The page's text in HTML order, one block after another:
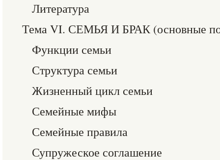
Литература
Тема VI. СЕМЬЯ И БРАК (основные
Функции семьи
Структура семьи
Жизненный цикл семьи
Семейные мифы
Семейные правила
Супружеское соглашение